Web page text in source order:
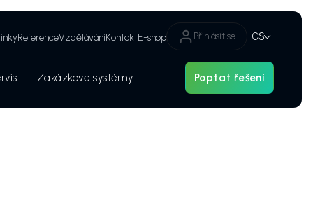
ReferenceVzděláváníKontaktE-shop Přihlásit se CS
Zakázkové systémy HledatPoptat řešení